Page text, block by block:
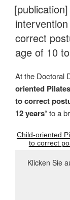
AM
correct
age of 10
At the Doctoral
oriented
to correct
12 years“ to a
Child-oriented
to correct
Klicken Sie